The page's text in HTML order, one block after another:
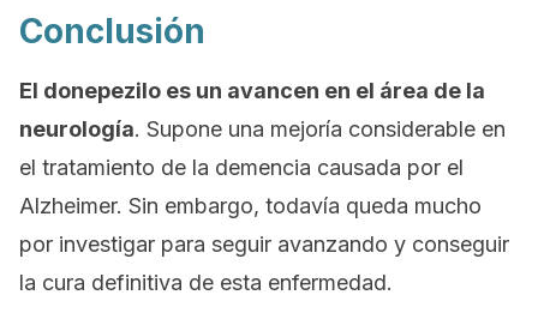
Conclusión
El donepezilo es un avancen en el área de la
neurología. Supone una mejoría considerable en
el tratamiento de la demencia causada por el
Alzheimer. Sin embargo, todavía queda mucho
por investigar para seguir avanzando y conseguir
la cura definitiva de esta enfermedad.